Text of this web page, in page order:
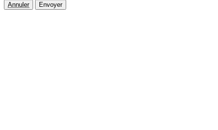
Annuler Envoyer